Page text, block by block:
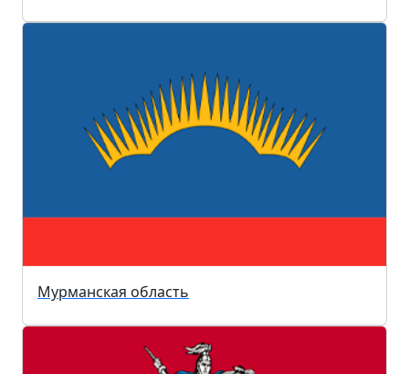
Мурманская область